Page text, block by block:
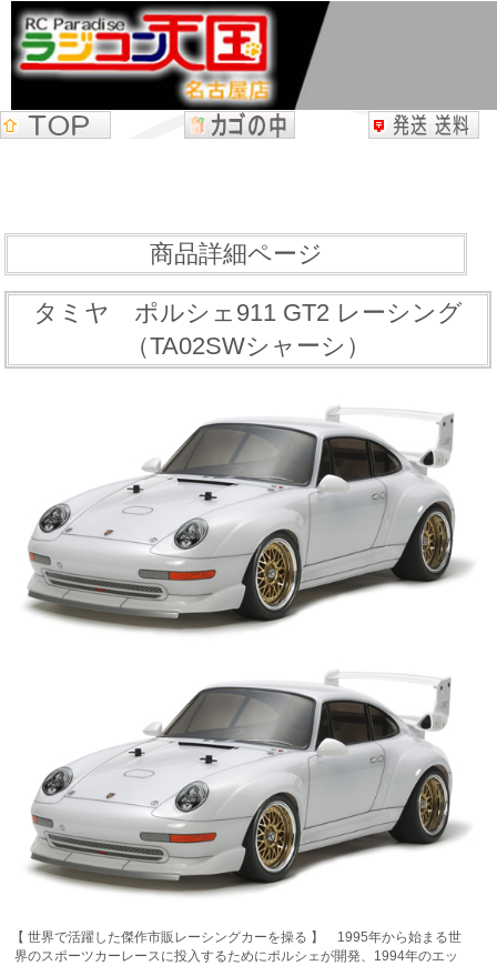
商品詳細ページ
タミヤ ポルシェ911 GT2 レーシング
（TA02SWシャーシ）
【 世界で活躍した傑作市販レーシングカーを操る 】 1995年から始まる世
界のスポーツカーレースに投入するためにポルシェが開発、1994年のエッ